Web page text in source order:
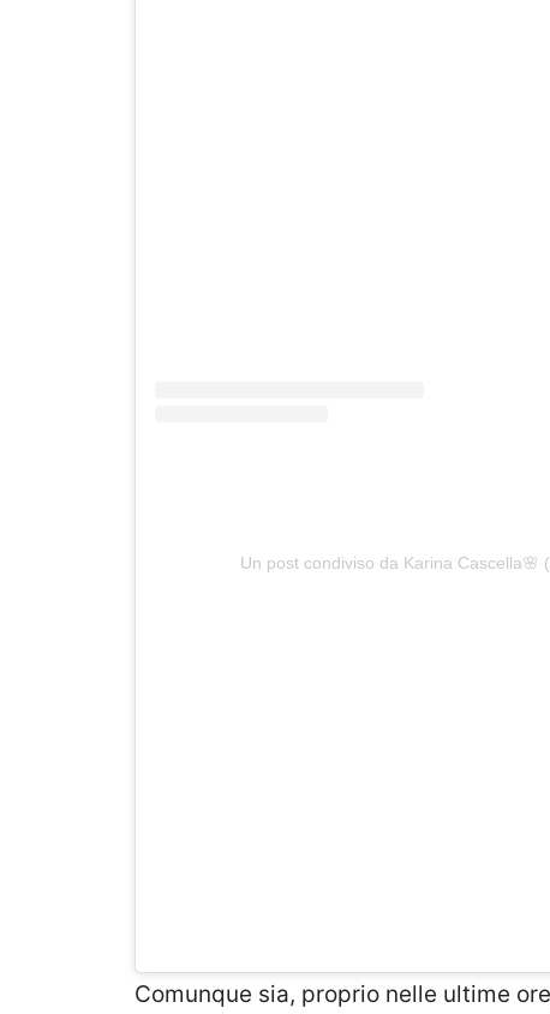
Un post condiviso da Karina Cascella🌸
Comunque sia, proprio nelle ultime